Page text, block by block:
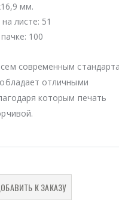
мм.
листе: 51
100
современным
отличными
которым печать
К ЗАКАЗУ